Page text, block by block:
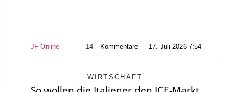
JF-Online 14 Kommentare — 17. Juli 2026 7:54
WIRTSCHAFT